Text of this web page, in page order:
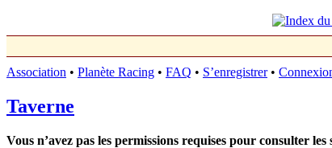
Association • Planète Racing • FAQ • S’enregistrer•
Taverne
Vous n’avez pas les permissions requises pour consulter